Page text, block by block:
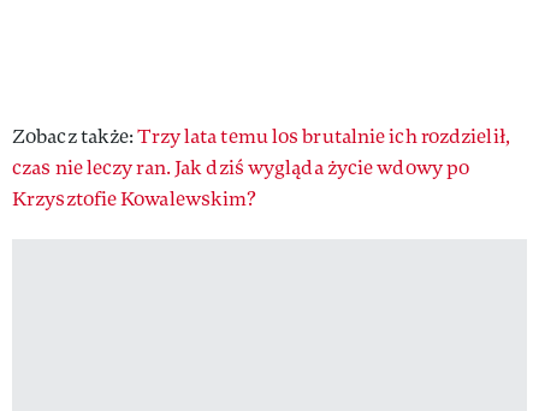
Zobacz także:Trzy lata temu los brutalnie ich rozdzielił,
czas nie leczy ran. Jak dziś wygląda życie wdowy po
Krzysztofie Kowalewskim?